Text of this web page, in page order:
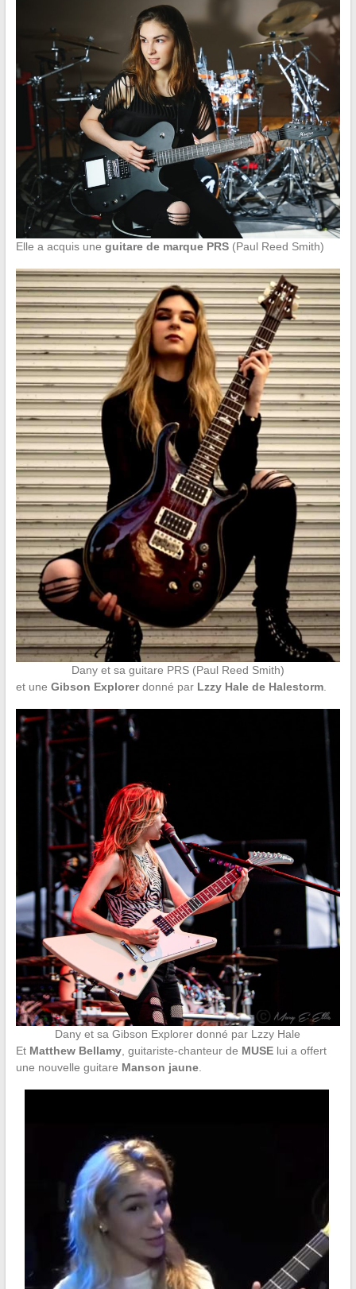
Elle a acquis une guitare de marque PRS(Paul Reed Smith)
Dany et sa guitare PRS (Paul Reed Smith)
et une Gibson Explorerdonné par Lzzy Hale de Halestorm.
Dany et sa Gibson Explorer donné par Lzzy Hale
Et Matthew Bellamy, guitariste-chanteur de MUSElui a offert
une nouvelle guitare Manson jaune.